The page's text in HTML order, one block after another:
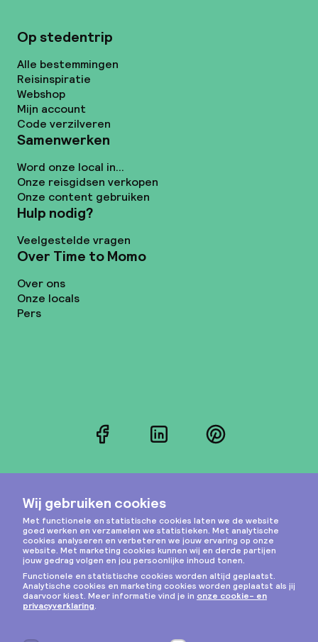
Op stedentrip
Alle bestemmingen
Reisinspiratie
Webshop
Mijn account
Code verzilveren
Samenwerken
Word onze local in...
Onze reisgidsen verkopen
Onze content gebruiken
Hulp nodig?
Veelgestelde vragen
Over Time to Momo
Over ons
Onze locals
Pers
FacebookLinkedInPinterest
Instagram
Privacy & cookies